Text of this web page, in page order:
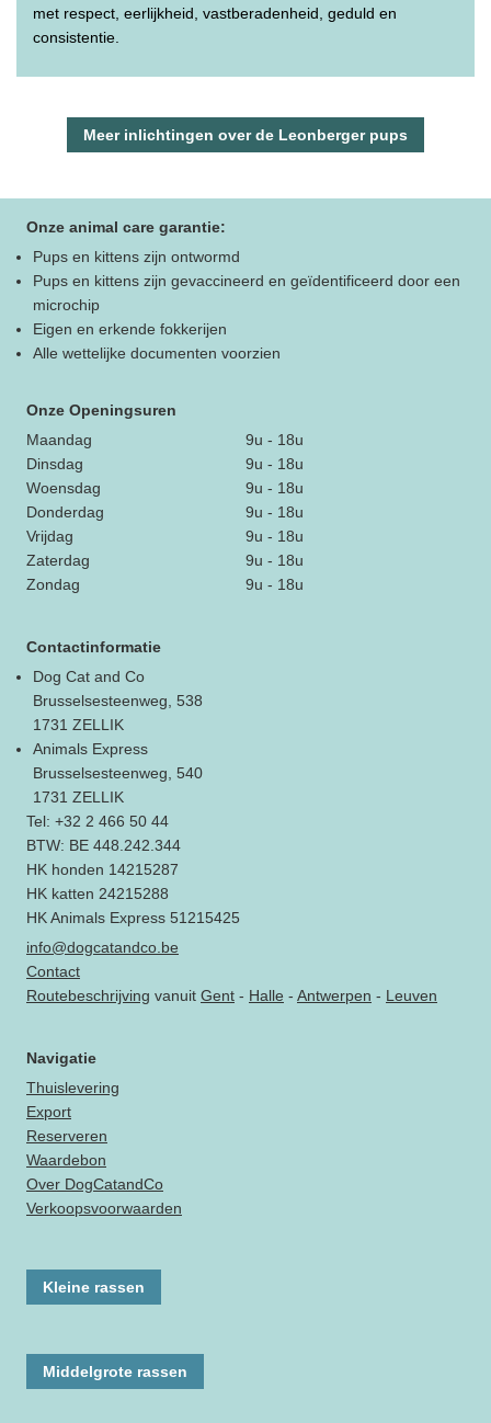
met respect, eerlijkheid, vastberadenheid, geduld en
consistentie.
Meer inlichtingen over de Leonberger pups
Onze animal care garantie:
Pups en kittens zijn ontwormd
Pups en kittens zijn gevaccineerd en geïdentificeerd door een
microchip
Eigen en erkende fokkerijen
Alle wettelijke documenten voorzien
Onze Openingsuren
Maandag
9u - 18u
Dinsdag
9u - 18u
Woensdag
9u - 18u
Donderdag
9u - 18u
Vrijdag
9u - 18u
Zaterdag
9u - 18u
Zondag
9u - 18u
Contactinformatie
Dog Cat and Co
Brusselsesteenweg, 538
1731 ZELLIK
Animals Express
Brusselsesteenweg, 540
1731 ZELLIK
Tel: +32 2 466 50 44
BTW: BE 448.242.344
HK honden 14215287
HK katten 24215288
HK Animals Express 51215425
info@dogcatandco.be
Contact
Routebeschrijving vanuit Gent - Halle - Antwerpen - Leuven
Navigatie
Thuislevering
Export
Reserveren
Waardebon
Over DogCatandCo
Verkoopsvoorwaarden
Kleine rassen
Middelgrote rassen